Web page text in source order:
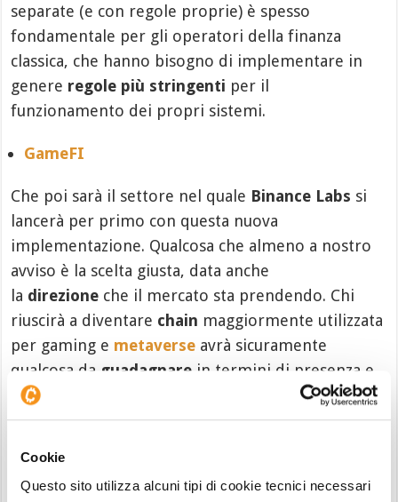
Cookie
Questo sito utilizza alcuni tipi di cookie tecnici necessari
separate (e con regole proprie) è spesso
fondamentale per gli operatori della finanza
classica, che hanno bisogno di implementare in
genere regole più stringenti per il
funzionamento dei propri sistemi.
GameFI
Che poi sarà il settore nel quale Binance Labs si
lancerà per primo con questa nuova
implementazione. Qualcosa che almeno a nostro
avviso è la scelta giusta, data anche
la direzione che il mercato sta prendendo. Chi
riuscirà a diventare chain maggiormente utilizzata
per gaming e metaverse avrà sicuramente
qualcosa da guadagnare in termini di presenza e
di utilizzo. E per chi investe in
è un altro
punto a favore del raggiungimento deitarget